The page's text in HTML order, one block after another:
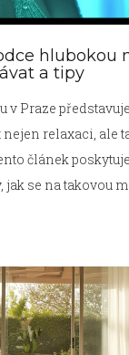
hlubokou
a tipy
v Praze
nejen relaxaci, ale
článek
jak se na takovou
a jaké jsou
tohoto textu je
rozhodnout, zda